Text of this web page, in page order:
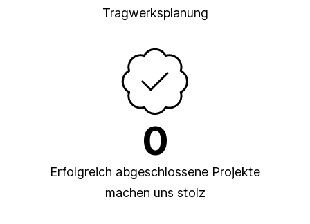
Tragwerksplanung
0
Erfolgreich abgeschlossene Projekte
machen uns stolz